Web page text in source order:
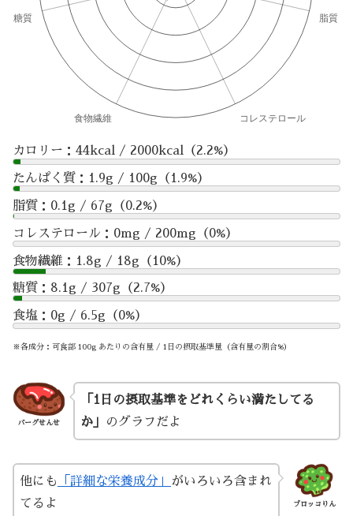
カロリー：44kcal / 2000kcal（2.2%）
たんぱく質：1.9g / 100g（1.9%）
脂質：0.1g / 67g（0.2%）
コレステロール：0mg / 200mg（0%）
食物繊維：1.8g / 18g（10%）
糖質：8.1g / 307g（2.7%）
食塩：0g / 6.5g（0%）
※各成分：可食部 100g あたりの含有量 / 1日の摂取基準量（含有量の割合%）
バーグせんせ
「1日の摂取基準をどれくらい満たしてる
か」
のグラフだよ
ブロッコりん
他にも 「詳細な栄養成分」
がいろいろ含まれ
てるよ